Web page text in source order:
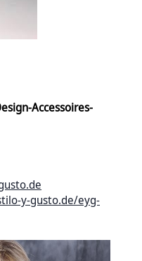
Accessoires-
y-gusto.de/eyg-